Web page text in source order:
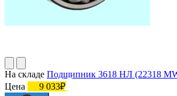
На складе Подшипник 3618 НЛ (22318
Цена
9 033₽